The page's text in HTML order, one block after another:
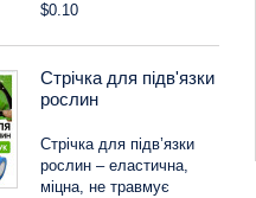
$0.10
Стрічка для підв'язки
рослин
Стрічка для підв’язки
рослин – еластична,
міцна, не травмує